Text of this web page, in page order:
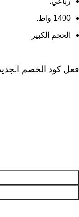
1400 واط.
الحجم الكبير
فعل كود الخصم